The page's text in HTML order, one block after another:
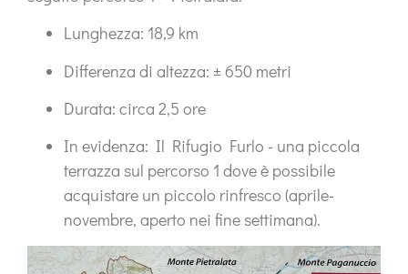
Lunghezza: 18,9 km
Differenza di altezza: ± 650 metri
Durata: circa 2,5 ore
In evidenza: Il Rifugio Furlo - una piccola
terrazza sul percorso 1 dove è possibile
acquistare un piccolo rinfresco (aprile-
novembre, aperto nei fine settimana).